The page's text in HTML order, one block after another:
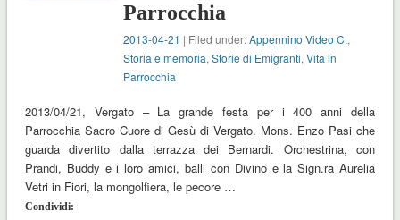
Parrocchia
2013-04-21 | Filed under:Appennino Video C.,
Storia e memoria,Storie di Emigranti,Vita in
Parrocchia
2013/04/21, Vergato – La grande festa per i 400 anni della
Parrocchia Sacro Cuore di Gesù di Vergato. Mons. Enzo Pasi che
guarda divertito dalla terrazza dei Bernardi. Orchestrina, con
Prandi, Buddy e i loro amici, balli con Divino e la Sign.ra Aurelia
Vetri in Fiori, la mongolfiera, le pecore …
Condividi: